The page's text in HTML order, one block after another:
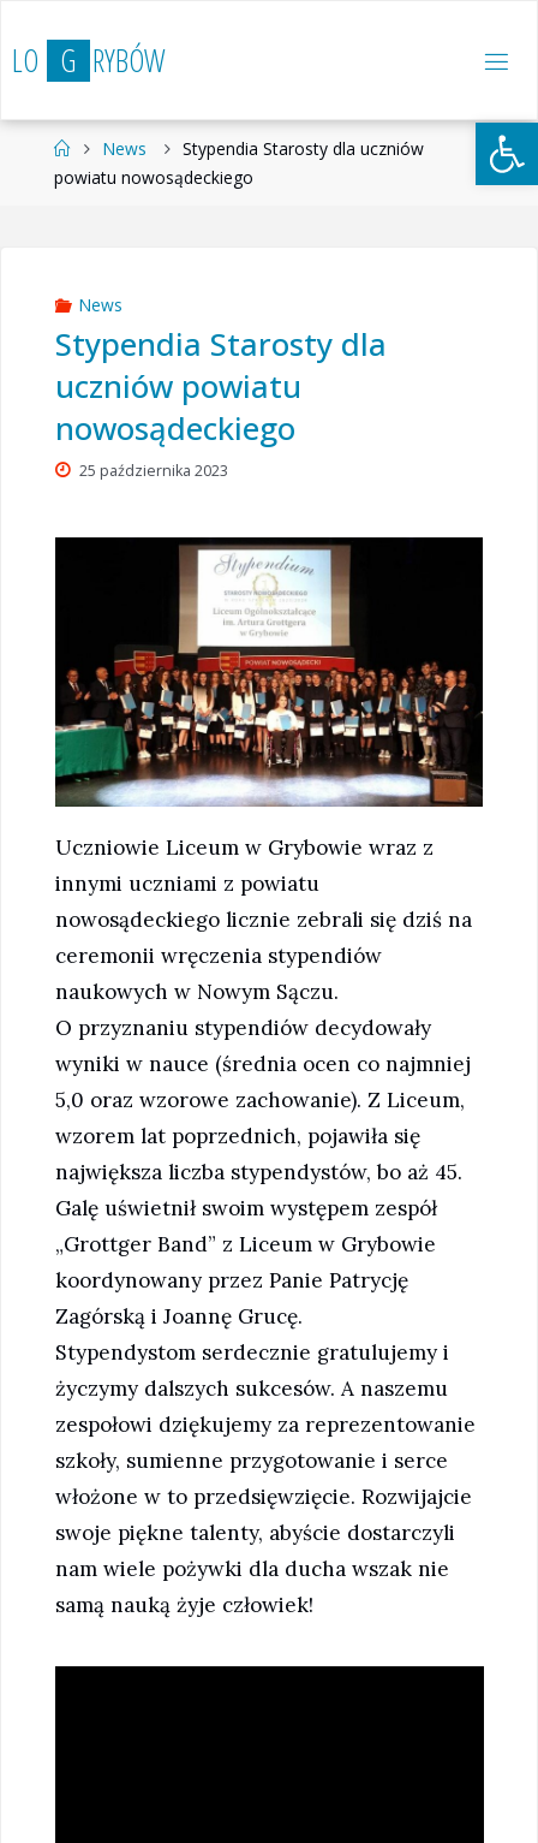
do
treści
LO G RYBÓW
Strona
główna
News
Stypendia Starosty dla uczniów
powiatu nowosądeckiego
News
Stypendia Starosty dla
uczniów powiatu
nowosądeckiego
25 października 2023
Uczniowie Liceum w Grybowie wraz z
innymi uczniami z powiatu
nowosądeckiego licznie zebrali się dziś na
ceremonii wręczenia stypendiów
naukowych w Nowym Sączu.
O przyznaniu stypendiów decydowały
wyniki w nauce (średnia ocen co najmniej
5,0 oraz wzorowe zachowanie). Z Liceum,
wzorem lat poprzednich, pojawiła się
największa liczba stypendystów, bo aż 45.
Galę uświetnił swoim występem zespół
„Grottger Band” z Liceum w Grybowie
koordynowany przez Panie Patrycję
Zagórską i Joannę Grucę.
Stypendystom serdecznie gratulujemy i
życzymy dalszych sukcesów. A naszemu
zespołowi dziękujemy za reprezentowanie
szkoły, sumienne przygotowanie i serce
włożone w to przedsięwzięcie. Rozwijajcie
swoje piękne talenty, abyście dostarczyli
nam wiele pożywki dla ducha wszak nie
samą nauką żyje człowiek!